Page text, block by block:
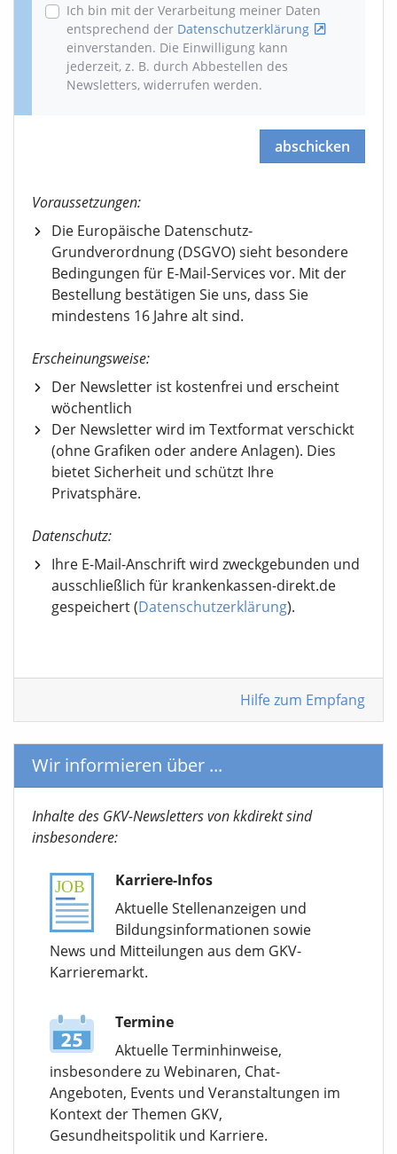
Ich bin mit der Verarbeitung meiner Daten
entsprechend der Datenschutzerklärung
einverstanden. Die Einwilligung kann
jederzeit, z. B. durch Abbestellen des
Newsletters, widerrufen werden.
abschicken
Voraussetzungen:
Die Europäische Datenschutz-
Grundverordnung (DSGVO) sieht besondere
Bedingungen für E-Mail-Services vor. Mit der
Bestellung bestätigen Sie uns, dass Sie
mindestens 16 Jahre alt sind.
Erscheinungsweise:
Der Newsletter ist kostenfrei und erscheint
wöchentlich
Der Newsletter wird im Textformat verschickt
(ohne Grafiken oder andere Anlagen). Dies
bietet Sicherheit und schützt Ihre
Privatsphäre.
Datenschutz:
Ihre E-Mail-Anschrift wird zweckgebunden und
ausschließlich für krankenkassen-direkt.de
gespeichert (Datenschutzerklärung).
Hilfe zum Empfang
Wir informieren über ...
Inhalte des GKV-Newsletters von kkdirekt sind
insbesondere:
Karriere-Infos
Aktuelle Stellenanzeigen und
Bildungsinformationen sowie
News und Mitteilungen aus dem GKV-
Karrieremarkt.
Termine
Aktuelle Terminhinweise,
insbesondere zu Webinaren, Chat-
Angeboten, Events und Veranstaltungen im
Kontext der Themen GKV,
Gesundheitspolitik und Karriere.